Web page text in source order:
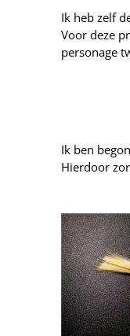
Ik heb zelf
Voor deze
personage
Ik ben
Hierdoor